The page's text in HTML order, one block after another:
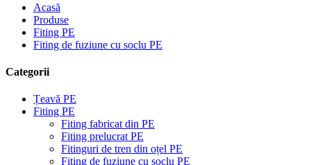
Acasă
Produse
Fiting PE
Fiting de fuziune cu soclu PE
Categorii
Țeavă PE
Fiting PE
Fiting fabricat din PE
Fiting prelucrat PE
Fitinguri de tren din oțel PE
Fiting de fuziune cu soclu PE